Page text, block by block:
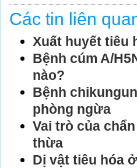
Các tin liên
Xuất huyết tiêu
Bệnh cúm A/
nào?
Bệnh
phòng ngừa
Vai trò của
thừa
Dị vật tiêu hóa